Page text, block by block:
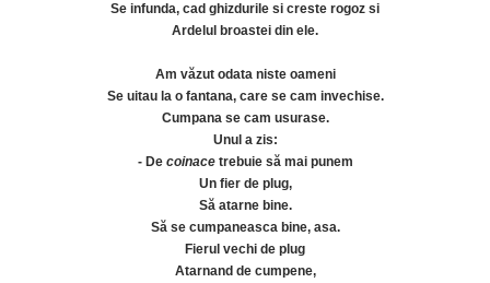
Se infunda, cad ghizdurile si creste rogoz si
Ardelul broastei din ele.
Am văzut odata niste oameni
Se uitau la o fantana, care se cam invechise.
Cumpana se cam usurase.
Unul a zis:
- De coinacetrebuie să mai punem
Un fier de plug,
Să atarne bine.
Să se cumpaneasca bine, asa.
Fierul vechi de plug
Atarnand de cumpene,